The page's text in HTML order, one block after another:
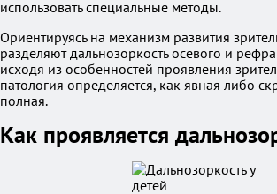
использовать специальные методы.
Ориентируясь на механизм развития
разделяют дальнозоркость осевого и
исходя из особенностей проявления
патология определяется, как явная либо
полная.
Как проявляется